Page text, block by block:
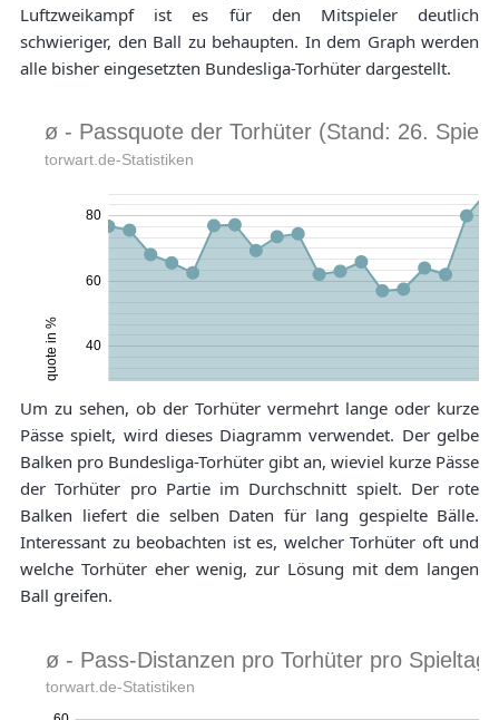
Luftzweikampf ist es für den Mitspieler deutlich
schwieriger, den Ball zu behaupten. In dem Graph werden
alle bisher eingesetzten Bundesliga-Torhüter dargestellt.
Um zu sehen, ob der Torhüter vermehrt lange oder kurze
Pässe spielt, wird dieses Diagramm verwendet. Der gelbe
Balken pro Bundesliga-Torhüter gibt an, wieviel kurze Pässe
der Torhüter pro Partie im Durchschnitt spielt. Der rote
Balken liefert die selben Daten für lang gespielte Bälle.
Interessant zu beobachten ist es, welcher Torhüter oft und
welche Torhüter eher wenig, zur Lösung mit dem langen
Ball greifen.